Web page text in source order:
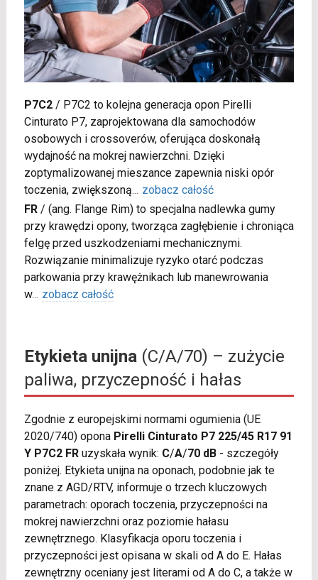
P7C2/ P7C2 to kolejna generacja opon Pirelli
Cinturato P7, zaprojektowana dla samochodów
osobowych i crossoverów, oferująca doskonałą
wydajność na mokrej nawierzchni. Dzięki
zoptymalizowanej mieszance zapewnia niski opór
toczenia, zwiększoną... zobacz całość
FR/ (ang. Flange Rim) to specjalna nadlewka gumy
przy krawędzi opony, tworząca zagłębienie i chroniąca
felgę przed uszkodzeniami mechanicznymi.
Rozwiązanie minimalizuje ryzyko otarć podczas
parkowania przy krawężnikach lub manewrowania
w... zobacz całość
Etykieta unijna(C/A/70) – zużycie
paliwa, przyczepność i hałas
Zgodnie z europejskimi normami ogumienia (UE
2020/740) opona Pirelli Cinturato P7 225/45 R17 91
Y P7C2 FRuzyskała wynik: C/A/70 dB- szczegóły
poniżej. Etykieta unijna na oponach, podobnie jak te
znane z AGD/RTV, informuje o trzech kluczowych
parametrach: oporach toczenia, przyczepności na
mokrej nawierzchni oraz poziomie hałasu
zewnętrznego. Klasyfikacja oporu toczenia i
przyczepności jest opisana w skali od A do E. Hałas
zewnętrzny oceniany jest literami od A do C, a także w